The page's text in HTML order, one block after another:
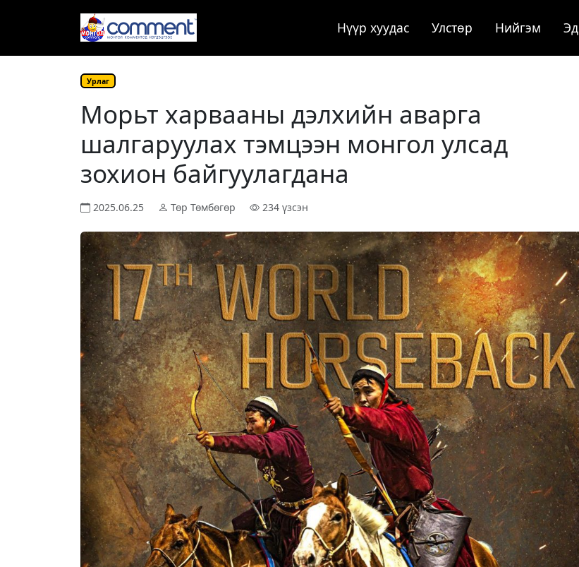
Нүүр хуудас Улстөр Нийгэм
Урлаг
Морьт харвааны дэлхийн аварга
шалгаруулах тэмцээн монгол улсад
зохион байгуулагдана
2025.06.25 Төр Төмбөгөр 234 үзсэн